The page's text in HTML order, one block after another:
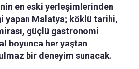
en eski yerleşimlerinden
yapan Malatya; köklü tarihi,
güçlü gastronomi
boyunca her yaştan
bir deneyim sunacak.